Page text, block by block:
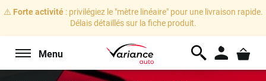
⚠️ Forte activité: privilégiez le "mètre linéaire" pour une livraison rapide.
Délais détaillés sur la fiche produit.
Menu